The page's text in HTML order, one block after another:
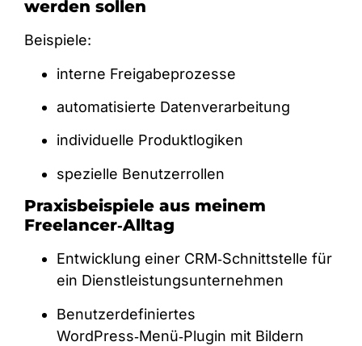
werden sollen
Beispiele:
interne Freigabeprozesse
automatisierte Datenverarbeitung
individuelle Produktlogiken
spezielle Benutzerrollen
Praxisbeispiele aus meinem
Freelancer‑Alltag
Entwicklung einer CRM‑Schnittstelle für
ein Dienstleistungsunternehmen
Benutzerdefiniertes
WordPress‑Menü‑Plugin mit Bildern